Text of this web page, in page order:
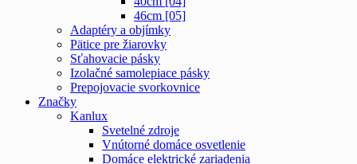
46cm [05]
Adaptéry a objímky
Pätice pre žiarovky
Sťahovacie pásky
Izolačné samolepiace pásky
Prepojovacie svorkovnice
Značky
Kanlux
Svetelné zdroje
Vnútorné domáce osvetlenie
Domáce elektrické zariadenia